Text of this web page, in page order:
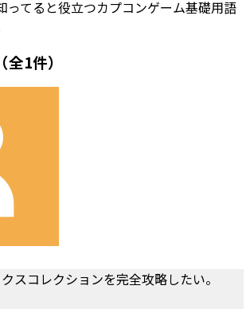
ってると役立つカプコンゲーム基礎用語
（全1件）
スコレクションを完全攻略したい。